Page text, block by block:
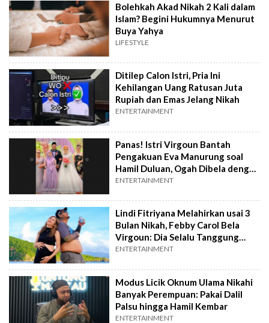
Bolehkah Akad Nikah 2 Kali dalam
Islam? Begini Hukumnya Menurut
Buya Yahya
LIFESTYLE
Ditilep Calon Istri, Pria Ini
Kehilangan Uang Ratusan Juta
Rupiah dan Emas Jelang Nikah
ENTERTAINMENT
Panas! Istri Virgoun Bantah
Pengakuan Eva Manurung soal
Hamil Duluan, Ogah Dibela dengan
Kebohongan
ENTERTAINMENT
Lindi Fitriyana Melahirkan usai 3
Bulan Nikah, Febby Carol Bela
Virgoun: Dia Selalu Tanggung
Jawab
ENTERTAINMENT
Modus Licik Oknum Ulama Nikahi
Banyak Perempuan: Pakai Dalil
Palsu hingga Hamil Kembar
ENTERTAINMENT